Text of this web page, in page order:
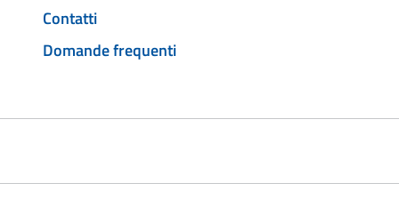
Contatti
Domande frequenti